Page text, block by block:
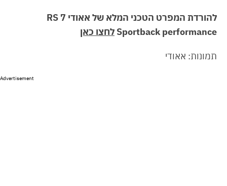
להורדת המפרט הטכני המלא של אאודי RS 7
Sportback performance לחצו כאן
תמונות: אאודי
Advertisement